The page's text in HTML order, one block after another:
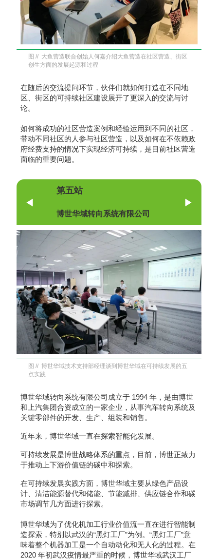
图 // 大鱼营造联合创始人何嘉介绍大鱼营造在社区营造、街区
创生方面的发展起源和过程
在随后的交流提问环节，伙伴们就如何打造在不同地
区、街区的可持续社区建设展开了更深入的交流与讨
论。
如何将成功的社区营造案例和经验运用到不同的社区，
带动不同社区的人参与社区营造，以及如何在不依赖政
府经费支持的情况下实现经济可持续，是目前社区营造
面临的重要问题。
第五站
博世华域转向系统有限公司
图 // 博世华域技术支持部经理谈到博世华域在可持续发展的五
点实践
博世华域转向系统有限公司成立于 1994 年，是由博世
和上汽集团合资成立的一家企业，从事汽车转向系统及
关键零部件的开发、生产、组装和销售。
近年来，博世华域一直在探索智能化发展。
可持续发展是博世战略体系的重点，目前，博世正致力
于推动上下游价值链的碳中和探索。
在可持续发展实践方面，博世华域主要从绿色产品设
计、清洁能源替代和储能、节能减排、供应链合作和碳
市场调节几方面进行探索。
博世华域为了优化机加工行业价值流一直在进行智能制
造探索，特别以武汉的“黑灯工厂”为例。“黑灯工厂”意
味着整个机器加工是一个自动动化和无人化的过程。在
2020 年初武汉疫情最严重的时候，博世华域武汉工厂